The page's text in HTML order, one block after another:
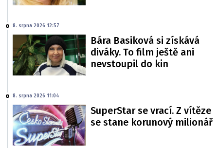
8. srpna 2026 12:57
Bára Basiková si získává
diváky. To film ještě ani
nevstoupil do kin
8. srpna 2026 11:04
SuperStar se vrací. Z vítěze
se stane korunový milionář